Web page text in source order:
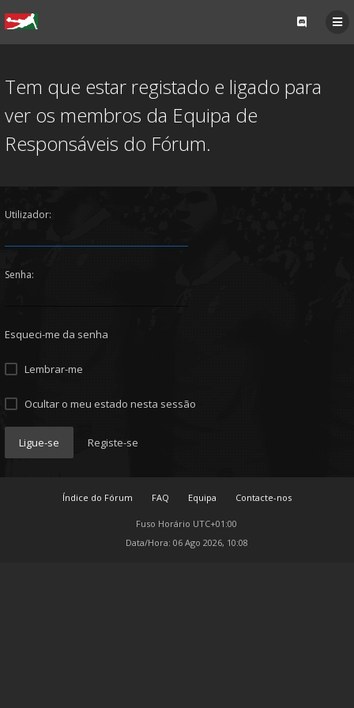
Tem que estar registado e ligado para
ver os membros da Equipa de
Responsáveis do Fórum.
Utilizador:
Senha:
Esqueci-me da senha
Lembrar-me
Ocultar o meu estado nesta sessão
Ligue-se Registe-se
Índice do Fórum FAQ Equipa Contacte-nos
Fuso Horário UTC+01:00
Data/Hora: 06 Ago 2026, 10:08